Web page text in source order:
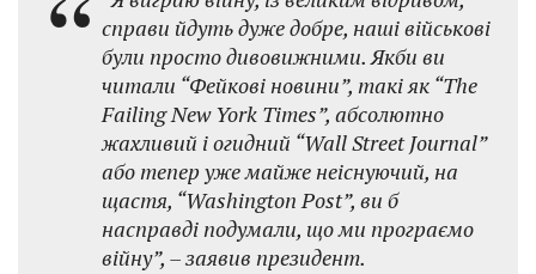
справи йдуть дуже добре, наші військові
були просто дивовижними. Якби ви
читали “Фейкові новини”, такі як “The
Failing New York Times”, абсолютно
жахливий і огидний “Wall Street Journal”
або тепер уже майже неіснуючий, на
щастя, “Washington Post”, ви б
насправді подумали, що ми програємо
війну”, – заявив президент.